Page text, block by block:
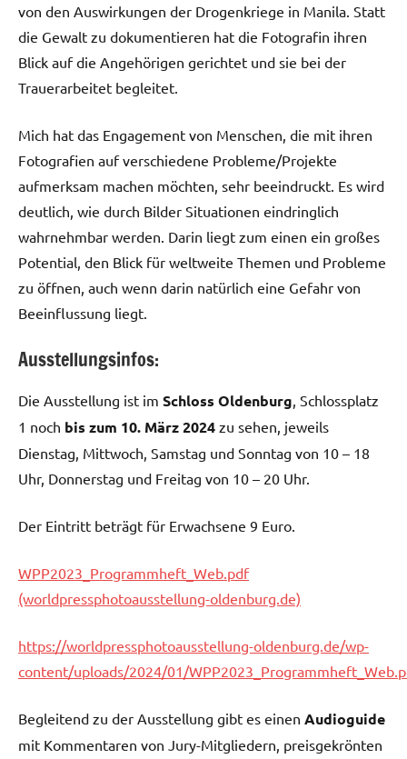
von den Auswirkungen der Drogenkriege in Manila. Statt
die Gewalt zu dokumentieren hat die Fotografin ihren
Blick auf die Angehörigen gerichtet und sie bei der
Trauerarbeitet begleitet.
Mich hat das Engagement von Menschen, die mit ihren
Fotografien auf verschiedene Probleme/Projekte
aufmerksam machen möchten, sehr beeindruckt. Es wird
deutlich, wie durch Bilder Situationen eindringlich
wahrnehmbar werden. Darin liegt zum einen ein großes
Potential, den Blick für weltweite Themen und Probleme
zu öffnen, auch wenn darin natürlich eine Gefahr von
Beeinflussung liegt.
Ausstellungsinfos:
Die Ausstellung ist im Schloss Oldenburg , Schlossplatz
1 noch bis zum 10. März 2024 zu sehen, jeweils
Dienstag, Mittwoch, Samstag und Sonntag von 10 – 18
Uhr, Donnerstag und Freitag von 10 – 20 Uhr.
Der Eintritt beträgt für Erwachsene 9 Euro.
WPP2023_Programmheft_Web.pdf
(worldpressphotoausstellung-oldenburg.de)
https://worldpressphotoausstellung-oldenburg.de/wp-
content/uploads/2024/01/
Begleitend zu der Ausstellung gibt es einen Audioguide
mit Kommentaren von Jury-Mitgliedern, preisgekrönten